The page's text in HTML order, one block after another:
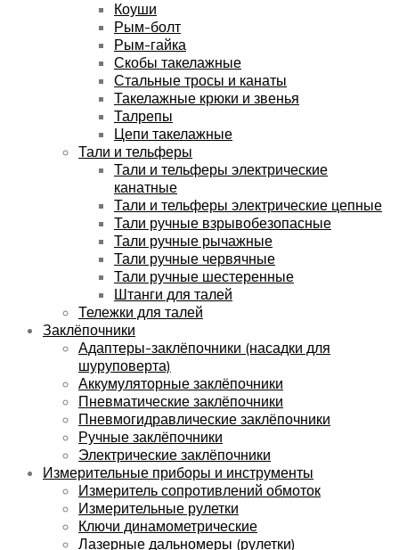
Коуши
Рым-болт
Рым-гайка
Скобы такелажные
Стальные тросы и канаты
Такелажные крюки и звенья
Талрепы
Цепи такелажные
Тали и тельферы
Тали и тельферы электрические
канатные
Тали и тельферы электрические цепные
Тали ручные взрывобезопасные
Тали ручные рычажные
Тали ручные червячные
Тали ручные шестеренные
Штанги для талей
Тележки для талей
Заклёпочники
Адаптеры-заклёпочники (насадки для
шуруповерта)
Аккумуляторные заклёпочники
Пневматические заклёпочники
Пневмогидравлические заклёпочники
Ручные заклёпочники
Электрические заклёпочники
Измерительные приборы и инструменты
Измеритель сопротивлений обмоток
Измерительные рулетки
Ключи динамометрические
Лазерные дальномеры (рулетки)